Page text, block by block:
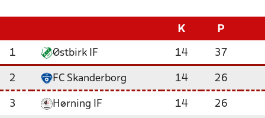
K P
1 Østbirk IF 14 37
2 FC Skanderborg 14 26
3 Hørning IF 14 26